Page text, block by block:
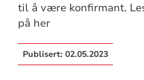
til å være konfirmant.
på her
Publisert: 02.05.2023